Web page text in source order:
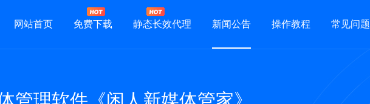
网站首页 免费下载 静态长效代理 新闻公告 操作教程 常见问题